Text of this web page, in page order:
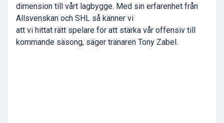
dimension till vårt lagbygge. Med sin erfarenhet från
Allsvenskan och SHL så känner vi
att vi hittat rätt spelare för att stärka vår offensiv till
kommande säsong, säger tränaren Tony Zabel.